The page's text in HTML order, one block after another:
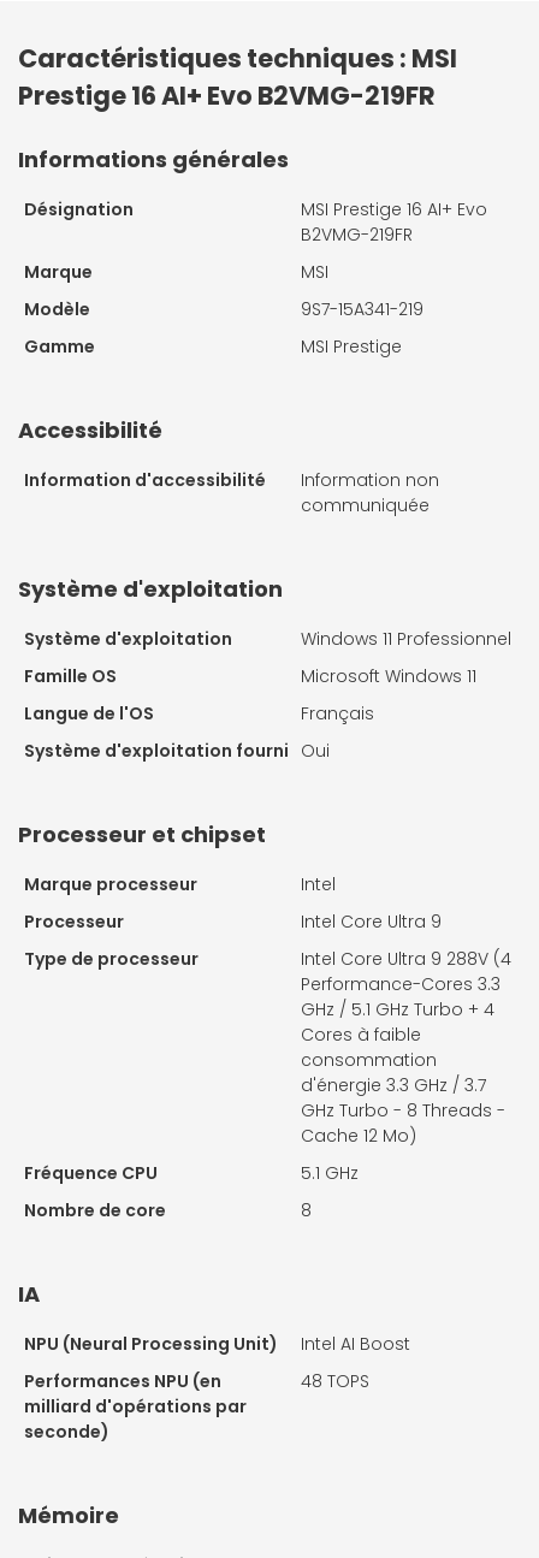
Caractéristiques techniques : MSI
Prestige 16 AI+ Evo B2VMG-219FR
Informations générales
Désignation
MSI Prestige 16 AI+ Evo
B2VMG-219FR
Marque
MSI
Modèle
9S7-15A341-219
Gamme
MSI Prestige
Accessibilité
Information d'accessibilité
Information non
communiquée
Système d'exploitation
Système d'exploitation
Windows 11 Professionnel
Famille OS
Microsoft Windows 11
Langue de l'OS
Français
Système d'exploitation fourni Oui
Processeur et chipset
Marque processeur
Intel
Processeur
Intel Core Ultra 9
Type de processeur
Intel Core Ultra 9 288V (4
Performance-Cores 3.3
GHz / 5.1 GHz Turbo + 4
Cores à faible
consommation
d'énergie 3.3 GHz / 3.7
GHz Turbo - 8 Threads -
Cache 12 Mo)
Fréquence CPU
5.1 GHz
Nombre de core
8
IA
NPU (Neural Processing Unit)
Intel AI Boost
Performances NPU (en
milliard d'opérations par
seconde)
48 TOPS
Mémoire